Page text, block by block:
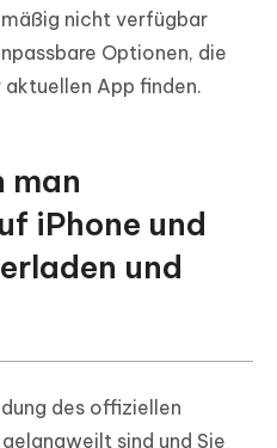
nicht verfügbar
Optionen, die
App finden.
man
iPhone und
und
des offiziellen
sind und Sie